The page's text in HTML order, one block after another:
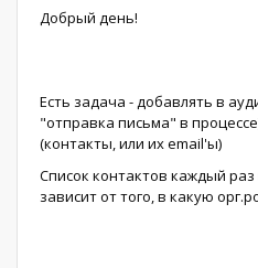
Добрый день!
Есть задача - добавлять в
"отправка письма" в
(контакты, или их email'ы)
Список контактов каждый
зависит от того, в какую